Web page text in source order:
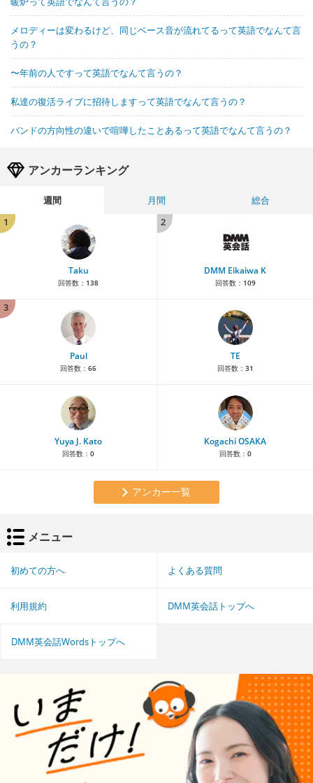
メロディーは変わるけど、同じベース音が流れてるって英語でなんて言
うの？
〜年前の人ですって英語でなんて言うの？
私達の復活ライブに招待しますって英語でなんて言うの？
バンドの方向性の違いで喧嘩したことあるって英語でなんて言うの？
アンカーランキング
週間 月間
総合
1
Taku
回答数： 138
2
DMM Eikaiwa K
回答数： 109
3
Paul
回答数： 66
TE
回答数： 31
Yuya J. Kato
回答数： 0
Kogachi OSAKA
回答数： 0
アンカー一覧
メニュー
初めての方へ よくある質問
利用規約 DMM英会話トップへ
DMM英会話Wordsトップへ